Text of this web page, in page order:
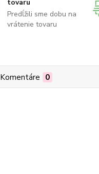
tovaru
Predĺžili sme dobu na
vrátenie tovaru
Komentáre 0